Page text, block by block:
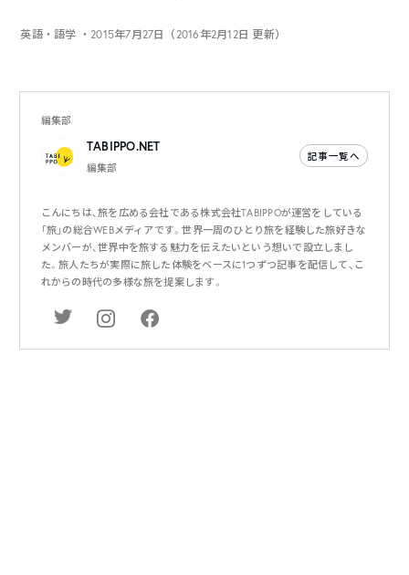
英語・語学 ・2015年7月27日（2016年2月12日 更新）
編集部
TABIPPO.NET
編集部
記事一覧へ
こんにちは、旅を広める会社である株式会社TABIPPOが運営をしている
「旅」の総合WEBメディアです。世界一周のひとり旅を経験した旅好きな
メンバーが、世界中を旅する魅力を伝えたいという想いで設立しまし
た。旅人たちが実際に旅した体験をベースに1つずつ記事を配信して、こ
れからの時代の多様な旅を提案します。